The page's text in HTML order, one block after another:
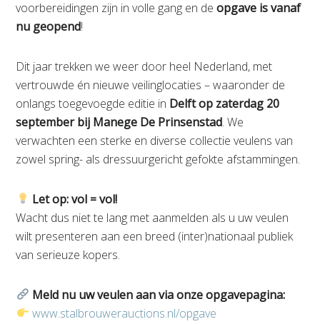
voorbereidingen zijn in volle gang en deopgave is vanaf
nu geopend!
Dit jaar trekken we weer door heel Nederland, met
vertrouwde én nieuwe veilinglocaties – waaronder de
onlangs toegevoegde editie in Delft op zaterdag 20
september bij Manege De Prinsenstad. We
verwachten een sterke en diverse collectie veulens van
zowel spring- als dressuurgericht gefokte afstammingen.
Let op: vol = vol!
Wacht dus niet te lang met aanmelden als u uw veulen
wilt presenteren aan een breed (inter)nationaal publiek
van serieuze kopers.
Meld nu uw veulen aan via onze opgavepagina:
www.stalbrouwerauctions.nl/opgave